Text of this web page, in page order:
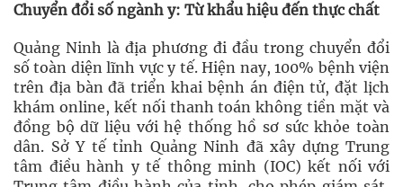
Chuyển đổi số ngành y: Từ khẩu hiệu đến thực chất
Quảng Ninh là địa phương đi đầu trong chuyển đổi
số toàn diện lĩnh vực y tế. Hiện nay, 100% bệnh viện
trên địa bàn đã triển khai bệnh án điện tử, đặt lịch
khám online, kết nối thanh toán không tiền mặt và
đồng bộ dữ liệu với hệ thống hồ sơ sức khỏe toàn
dân. Sở Y tế tỉnh Quảng Ninh đã xây dựng Trung
tâm điều hành y tế thông minh (IOC) kết nối với